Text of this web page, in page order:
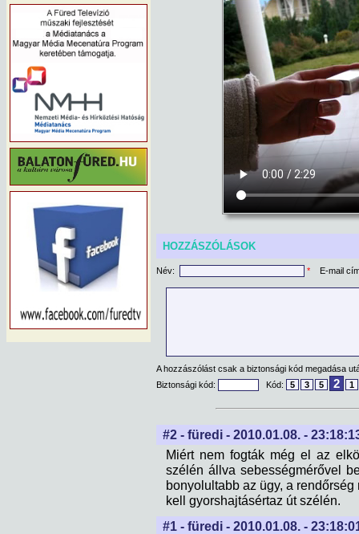
HOZZÁSZÓLÁSOK
Név: * E-mail
A hozzászólást csak a biztonsági kód megadása
Biztonsági kód:
Kód: 5 3 5 2 1
#2 - füredi - 2010.01.08. -
Miért nem fogták még el az
szélén állva sebességmérővel
bonyolultabb az ügy, a
kell gyorshajtásértaz út szélén.
#1 - füredi - 2010.01.08. -